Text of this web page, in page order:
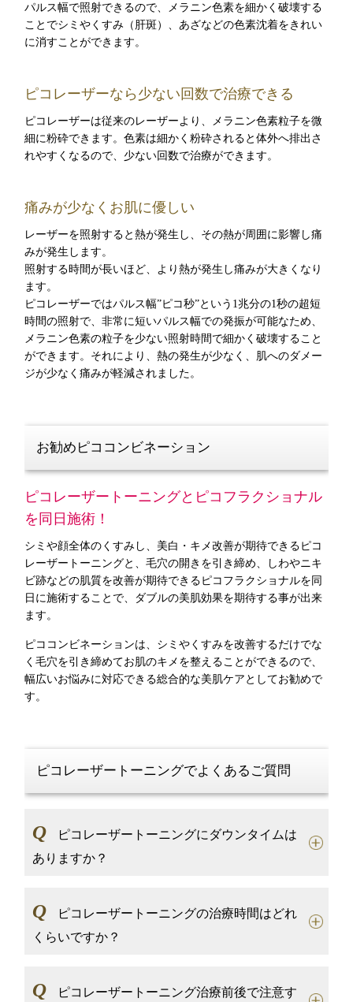
パルス幅で照射できるので、メラニン色素を細かく破壊する
ことでシミやくすみ（肝斑）、あざなどの色素沈着をきれい
に消すことができます。
ピコレーザーなら少ない回数で治療できる
ピコレーザーは従来のレーザーより、メラニン色素粒子を微
細に粉砕できます。色素は細かく粉砕されると体外へ排出さ
れやすくなるので、少ない回数で治療ができます。
痛みが少なくお肌に優しい
レーザーを照射すると熱が発生し、その熱が周囲に影響し痛
みが発生します。
照射する時間が長いほど、より熱が発生し痛みが大きくなり
ます。
ピコレーザーではパルス幅”ピコ秒”という1兆分の1秒の超短
時間の照射で、非常に短いパルス幅での発振が可能なため、
メラニン色素の粒子を少ない照射時間で細かく破壊すること
ができます。それにより、熱の発生が少なく、肌へのダメー
ジが少なく痛みが軽減されました。
お勧めピココンビネーション
ピコレーザートーニングとピコフラクショナル
を同日施術！
シミや顔全体のくすみし、美白・キメ改善が期待できるピコ
レーザートーニングと、毛穴の開きを引き締め、しわやニキ
ビ跡などの肌質を改善が期待できるピコフラクショナルを同
日に施術することで、ダブルの美肌効果を期待する事が出来
ます。
ピココンビネーションは、シミやくすみを改善するだけでな
く毛穴を引き締めてお肌のキメを整えることができるので、
幅広いお悩みに対応できる総合的な美肌ケアとしてお勧めで
す。
ピコレーザートーニングでよくあるご質問
Q
ピコレーザートーニングにダウンタイムは
ありますか？
Q
ピコレーザートーニングの治療時間はどれ
くらいですか？
Q
ピコレーザートーニング治療前後で注意す